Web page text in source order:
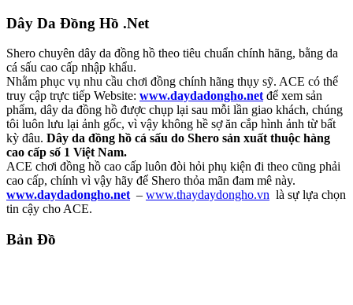
Dây Da Đồng Hồ .Net
Shero chuyên dây da đồng hồ theo tiêu chuẩn chính hãng, bằng da
cá sấu cao cấp nhập khẩu.
Nhằm phục vụ nhu cầu chơi đồng chính hãng thụy sỹ. ACE có thể
truy cập trực tiếp Website: www.daydadongho.net để xem sản
phẩm, dây da đồng hồ được chụp lại sau mỗi lần giao khách, chúng
tôi luôn lưu lại ảnh gốc, vì vậy không hề sợ ăn cắp hình ảnh từ bất
kỳ đâu. Dây da đồng hồ cá sấu do Shero sản xuất thuộc hàng
cao cấp số 1 Việt Nam.
ACE chơi đồng hồ cao cấp luôn đòi hỏi phụ kiện đi theo cũng phải
cao cấp, chính vì vậy hãy để Shero thỏa mãn đam mê này.
www.daydadongho.net – www.thaydaydongho.vn là sự lựa chọn
tin cậy cho ACE.
Bản Đồ